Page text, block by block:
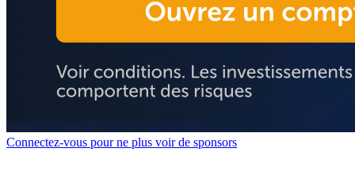
Connectez-vous pour ne plus voir de sponsors